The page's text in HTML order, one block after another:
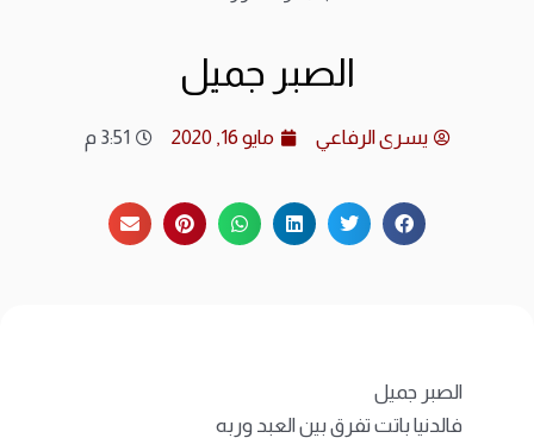
الصبر جميل
يسرى الرفاعي مايو 16, 2020 3:51 م
الصبر جميل
فالدنيا باتت تفرق بين العبد وربه